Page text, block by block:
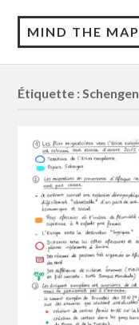
MIND THE MAP
Étiquette :Schengen